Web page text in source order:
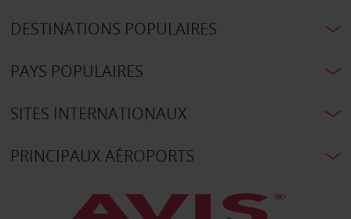
DESTINATIONS POPULAIRES
PAYS POPULAIRES
SITES INTERNATIONAUX
PRINCIPAUX AÉROPORTS